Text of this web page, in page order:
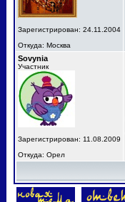
Зарегистрирован: 24.11.2004
Откуда: Москва
Sovynia
Участник
Зарегистрирован: 11.08.2009
Откуда: Орел